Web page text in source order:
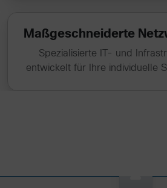
Maßgeschneiderte
Spezialisierte IT- und
entwickelt für Ihre individuelle